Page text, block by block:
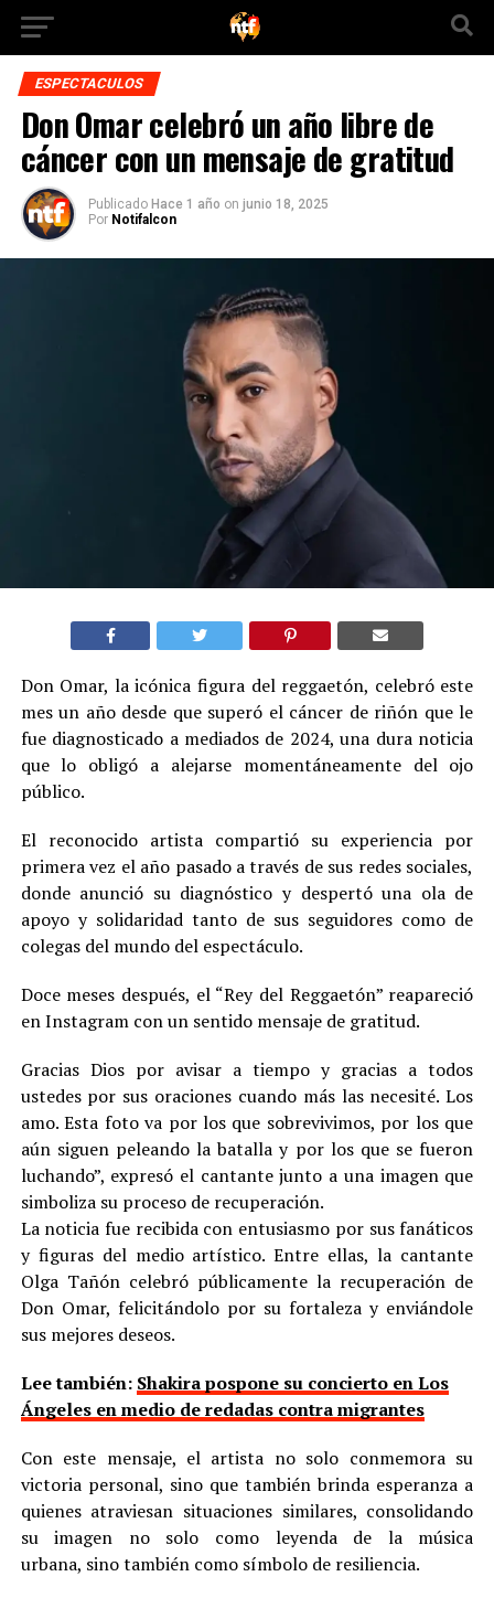
ESPECTACULOS
Don Omar celebró un año libre de
cáncer con un mensaje de gratitud
Publicado Hace 1 año on junio 18, 2025
Por Notifalcon
Don Omar, la icónica figura del reggaetón, celebró este
mes un año desde que superó el cáncer de riñón que le
fue diagnosticado a mediados de 2024, una dura noticia
que lo obligó a alejarse momentáneamente del ojo
público.
El reconocido artista compartió su experiencia por
primera vez el año pasado a través de sus redes sociales,
donde anunció su diagnóstico y despertó una ola de
apoyo y solidaridad tanto de sus seguidores como de
colegas del mundo del espectáculo.
Doce meses después, el “Rey del Reggaetón” reapareció
en Instagram con un sentido mensaje de gratitud.
Gracias Dios por avisar a tiempo y gracias a todos
ustedes por sus oraciones cuando más las necesité. Los
amo. Esta foto va por los que sobrevivimos, por los que
aún siguen peleando la batalla y por los que se fueron
luchando”, expresó el cantante junto a una imagen que
simboliza su proceso de recuperación.
La noticia fue recibida con entusiasmo por sus fanáticos
y figuras del medio artístico. Entre ellas, la cantante
Olga Tañón celebró públicamente la recuperación de
Don Omar, felicitándolo por su fortaleza y enviándole
sus mejores deseos.
Lee también: Shakira pospone su concierto en Los
Ángeles en medio de redadas contra migrantes
Con este mensaje, el artista no solo conmemora su
victoria personal, sino que también brinda esperanza a
quienes atraviesan situaciones similares, consolidando
su imagen no solo como leyenda de la música
urbana, sino también como símbolo de resiliencia.